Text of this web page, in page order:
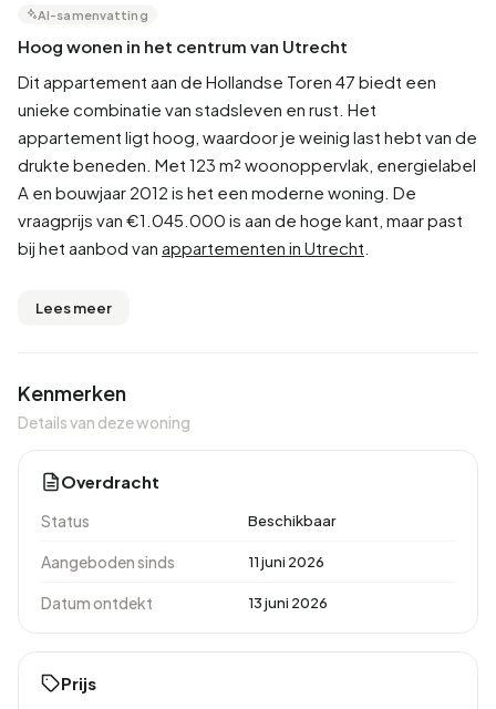
AI-samenvatting
Hoog wonen in het centrum van Utrecht
Dit appartement aan de Hollandse Toren 47 biedt een
unieke combinatie van stadsleven en rust. Het
appartement ligt hoog, waardoor je weinig last hebt van de
drukte beneden. Met 123 m² woonoppervlak, energielabel
A en bouwjaar 2012 is het een moderne woning. De
vraagprijs van €1.045.000 is aan de hoge kant, maar past
bij het aanbod van appartementen in Utrecht
Lees meer
Kenmerken
Details van deze woning
Overdracht
Status Beschikbaar
Aangeboden sinds 11 juni 2026
Datum ontdekt 13 juni 2026
Prijs